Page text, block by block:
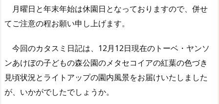
月曜日と年末年始は休園日となっておりますので、併せ
てご注意の程お願い申し上げます。
今回のカタスミ日記は、12月12日現在のトーベ・ヤンソ
ンあけぼの子どもの森公園のメタセコイアの紅葉の色づき
見頃状況とライトアップの園内風景をお届けいたしました
が、いかがでしたでしょうか。